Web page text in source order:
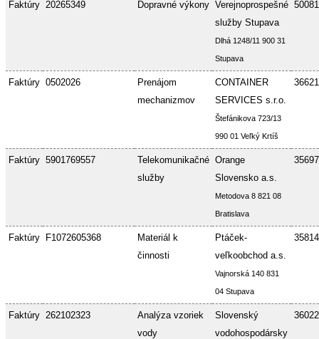
Faktúry 20265349 Dopravné výkony Verejnoprospešné
služby Stupava
Dlhá 1248/11 900 31
Stupava
Faktúry 0502026
Prenájom
mechanizmov
CONTAINER
SERVICES s.r.o.
Štefánikova 723/13
990 01 Veľký Krtíš
Faktúry 5901769557
Telekomunikačné
služby
Orange
Slovensko a.s.
Metodova 8 821 08
Bratislava
Faktúry F1072605368
Materiál k
činnosti
Ptáček-
veľkoobchod a.s.
Vajnorská 140 831
04 Stupava
Faktúry 262102323
Analýza vzoriek
vody
Slovenský
vodohospodársky